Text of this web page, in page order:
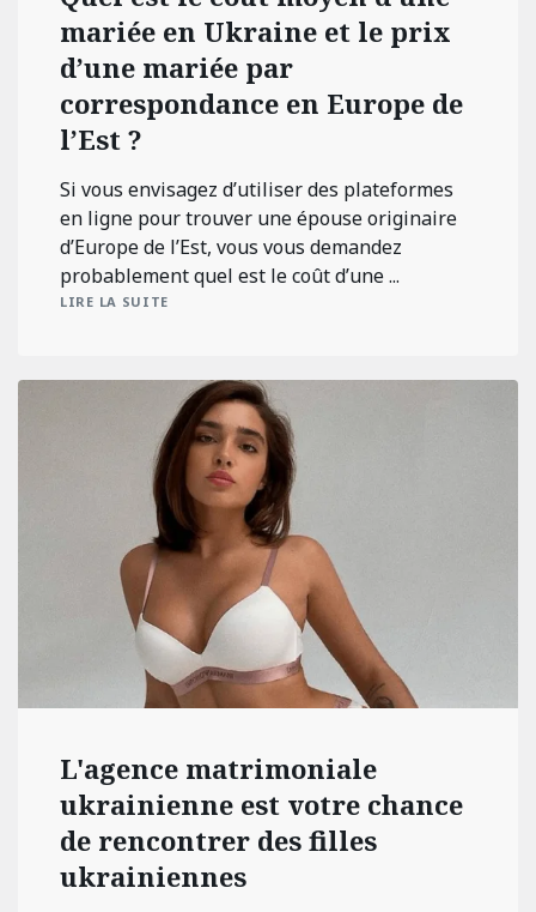
mariée en Ukraine et le prix
d’une mariée par
correspondance en Europe de
l’Est ?
Si vous envisagez d’utiliser des plateformes
en ligne pour trouver une épouse originaire
d’Europe de l’Est, vous vous demandez
probablement quel est le coût d’une ...
LIRE LA SUITE
L'agence matrimoniale
ukrainienne est votre chance
de rencontrer des filles
ukrainiennes